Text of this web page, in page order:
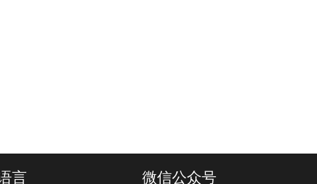
言 微信公众号